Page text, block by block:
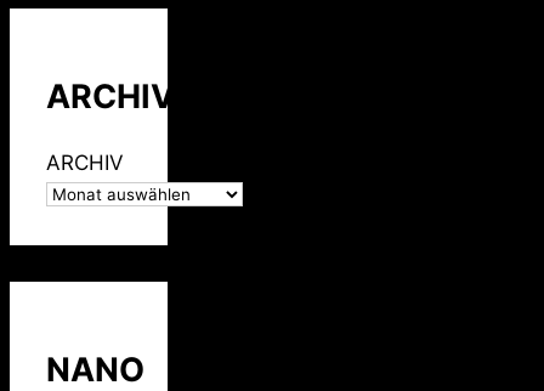
ARCHIV
ARCHIV
NANO